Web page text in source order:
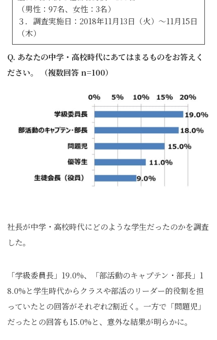
（男性：97名、女性：3名）
３．調査実施日：2018年11月13日（火）～11月15日
（木）
Q. あなたの中学・高校時代にあてはまるものをお答えく
ださい。 （複数回答 n=100）
社長が中学・高校時代にどのような学生だったのかを調査
した。
「学級委員長」19.0%、「部活動のキャプテン・部長」1
8.0%と学生時代からクラスや部活のリーダー的役割を担
っていたとの回答がそれぞれ2割近く。一方で「問題児」
だったとの回答も15.0%と、意外な結果が明らかに。